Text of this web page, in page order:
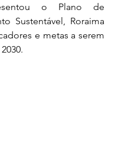
o Plano de
Sustentável, Roraima
e metas a serem